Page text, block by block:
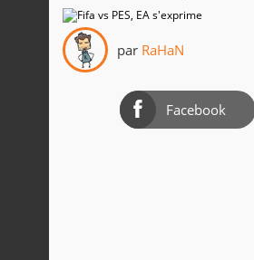
par RaHaN
Facebook